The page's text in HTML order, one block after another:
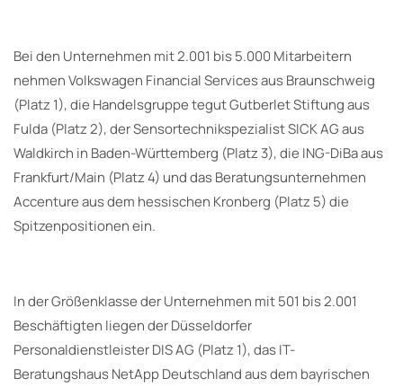
Bei den Unternehmen mit 2.001 bis 5.000 Mitarbeitern
nehmen Volkswagen Financial Services aus Braunschweig
(Platz 1), die Handelsgruppe tegut Gutberlet Stiftung aus
Fulda (Platz 2), der Sensortechnikspezialist SICK AG aus
Waldkirch in Baden-Württemberg (Platz 3), die ING-DiBa aus
Frankfurt/Main (Platz 4) und das Beratungsunternehmen
Accenture aus dem hessischen Kronberg (Platz 5) die
Spitzenpositionen ein.
In der Größenklasse der Unternehmen mit 501 bis 2.001
Beschäftigten liegen der Düsseldorfer
Personaldienstleister DIS AG (Platz 1), das IT-
Beratungshaus NetApp Deutschland aus dem bayrischen